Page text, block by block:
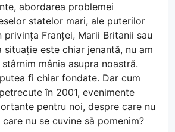
abordarea problemei
statelor mari, ale puterilor
privința Franței, Marii Britanii sau
situație este chiar jenantă, nu am
mânia asupra noastră.
fi chiar fondate. Dar cum
în 2001, evenimente
pentru noi, despre care nu
nu se cuvine să pomenim?